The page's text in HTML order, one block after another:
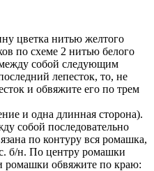
цветка нитью желтого
по схеме 2 нитью белого
собой следующим
лепесток, то, не
и обвяжите его по трем
и одна длинная сторона).
собой последовательно
по контуру вся ромашка,
б/н. По центру ромашки
ромашки обвяжите по краю: